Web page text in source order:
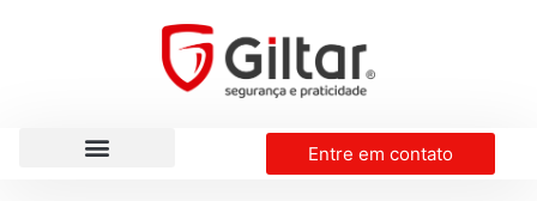
Entre em contato